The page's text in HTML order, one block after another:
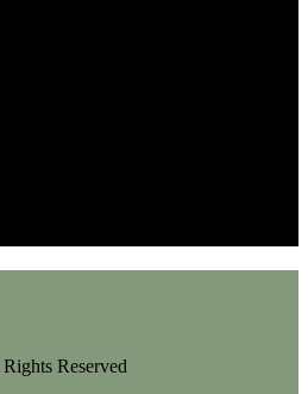
Reserved